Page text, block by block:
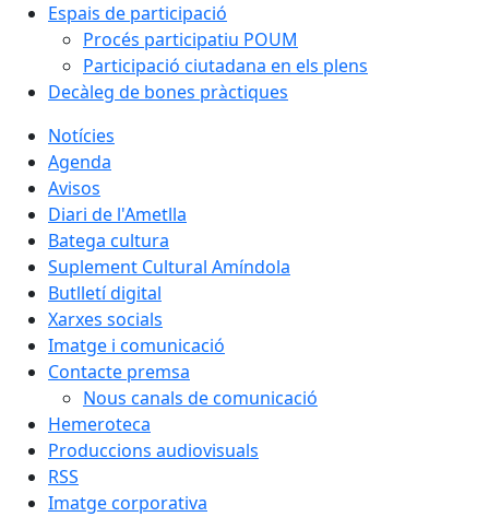
Espais de participació
Procés participatiu POUM
Participació ciutadana en els plens
Decàleg de bones pràctiques
Notícies
Agenda
Avisos
Diari de l'Ametlla
Batega cultura
Suplement Cultural Amíndola
Butlletí digital
Xarxes socials
Imatge i comunicació
Contacte premsa
Nous canals de comunicació
Hemeroteca
Produccions audiovisuals
RSS
Imatge corporativa